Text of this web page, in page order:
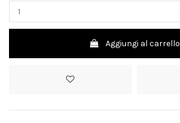
Aggiungi al carrello